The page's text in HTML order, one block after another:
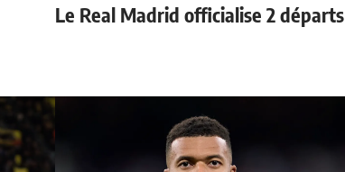
Le Real Madrid officialise 2 départs